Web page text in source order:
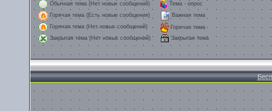
Обычная тема (Нет новых сообщений)
Тема - опрос
Горячая тема (Есть новые сообщения)
Важная тема
Горячая тема (Нет новых сообщений)
Горячая тема
Закрытая тема (Нет новых сообщений)
Закрытая тема